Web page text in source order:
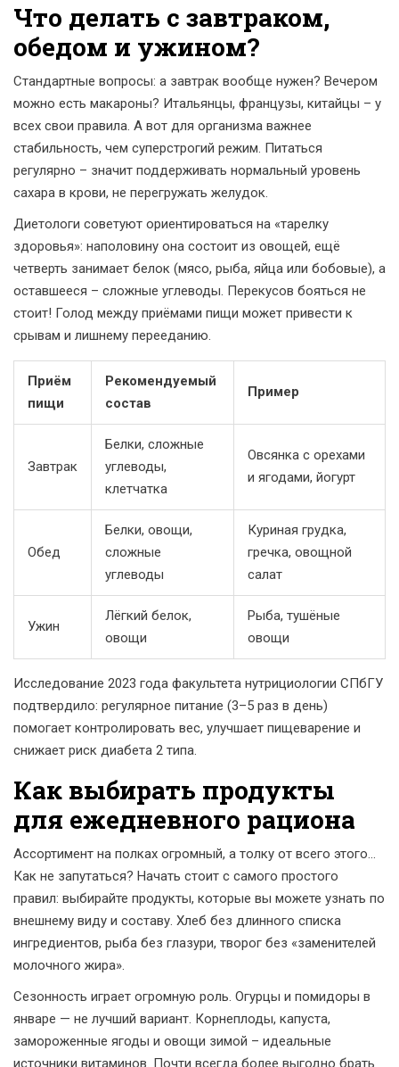
Что делать с завтраком,
обедом и ужином?
Стандартные вопросы: а завтрак вообще нужен? Вечером
можно есть макароны? Итальянцы, французы, китайцы – у
всех свои правила. А вот для организма важнее
стабильность, чем суперстрогий режим. Питаться
регулярно – значит поддерживать нормальный уровень
сахара в крови, не перегружать желудок.
Диетологи советуют ориентироваться на «тарелку
здоровья»: наполовину она состоит из овощей, ещё
четверть занимает белок (мясо, рыба, яйца или бобовые), а
оставшееся – сложные углеводы. Перекусов бояться не
стоит! Голод между приёмами пищи может привести к
срывам и лишнему перееданию.
Приём
пищи
Рекомендуемый
состав
Пример
Завтрак
Белки, сложные
углеводы,
клетчатка
Овсянка с орехами
и ягодами, йогурт
Обед
Белки, овощи,
сложные
углеводы
Куриная грудка,
гречка, овощной
салат
Ужин
Лёгкий белок,
овощи
Рыба, тушёные
овощи
Исследование 2023 года факультета нутрициологии СПбГУ
подтвердило: регулярное питание (3–5 раз в день)
помогает контролировать вес, улучшает пищеварение и
снижает риск диабета 2 типа.
Как выбирать продукты
для ежедневного рациона
Ассортимент на полках огромный, а толку от всего этого...
Как не запутаться? Начать стоит с самого простого
правил: выбирайте продукты, которые вы можете узнать по
внешнему виду и составу. Хлеб без длинного списка
ингредиентов, рыба без глазури, творог без «заменителей
молочного жира».
Сезонность играет огромную роль. Огурцы и помидоры в
январе — не лучший вариант. Корнеплоды, капуста,
замороженные ягоды и овощи зимой – идеальные
источники витаминов. Почти всегда более выгодно брать